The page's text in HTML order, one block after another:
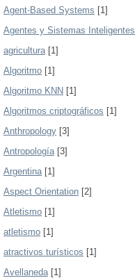
Agent-Based Systems [1]
Agentes y Sistemas Inteligentes
agricultura[1]
Algoritmo [1]
Algoritmo KNN [1]
Algoritmos criptográficos [1]
Anthropology [3]
Antropología[3]
Argentina[1]
Aspect Orientation [2]
Atletismo [1]
atletismo [1]
atractivos turísticos [1]
Avellaneda[1]